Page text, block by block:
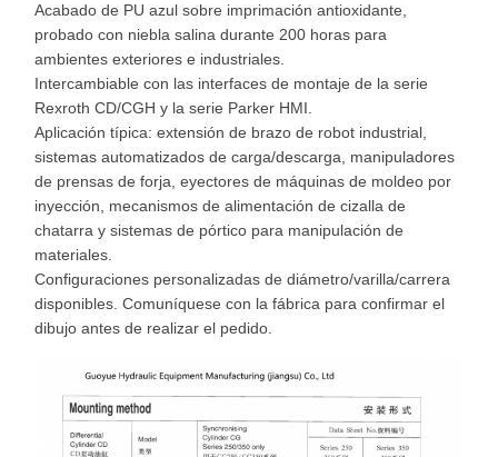
Acabado de PU azul sobre imprimación antioxidante,
probado con niebla salina durante 200 horas para
ambientes exteriores e industriales.
Intercambiable con las interfaces de montaje de la serie
Rexroth CD/CGH y la serie Parker HMI.
Aplicación típica: extensión de brazo de robot industrial,
sistemas automatizados de carga/descarga, manipuladores
de prensas de forja, eyectores de máquinas de moldeo por
inyección, mecanismos de alimentación de cizalla de
chatarra y sistemas de pórtico para manipulación de
materiales.
Configuraciones personalizadas de diámetro/varilla/carrera
disponibles. Comuníquese con la fábrica para confirmar el
dibujo antes de realizar el pedido.